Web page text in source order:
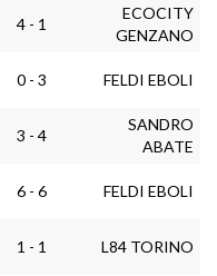
4 - 1
ECOCITY
GENZANO
0 - 3 FELDI EBOLI
3 - 4
SANDRO
ABATE
6 - 6 FELDI EBOLI
1 - 1 L84 TORINO